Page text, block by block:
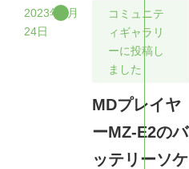
2023年9月
24日
コミュニテ
ィギャラリ
ーに投稿し
ました
MDプレイヤ
ーMZ-E2のバ
ッテリーソケ